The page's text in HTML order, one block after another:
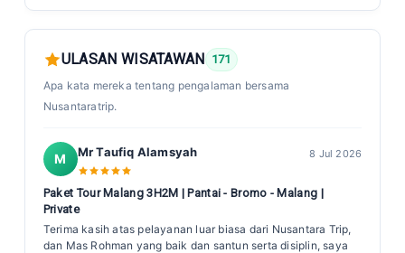
ULASAN WISATAWAN 171
Apa kata mereka tentang pengalaman bersama
Nusantaratrip.
M Mr Taufiq Alamsyah 8 Jul 2026
Paket Tour Malang 3H2M | Pantai - Bromo - Malang |
Private
Terima kasih atas pelayanan luar biasa dari Nusantara Trip,
dan Mas Rohman yang baik dan santun serta disiplin, saya